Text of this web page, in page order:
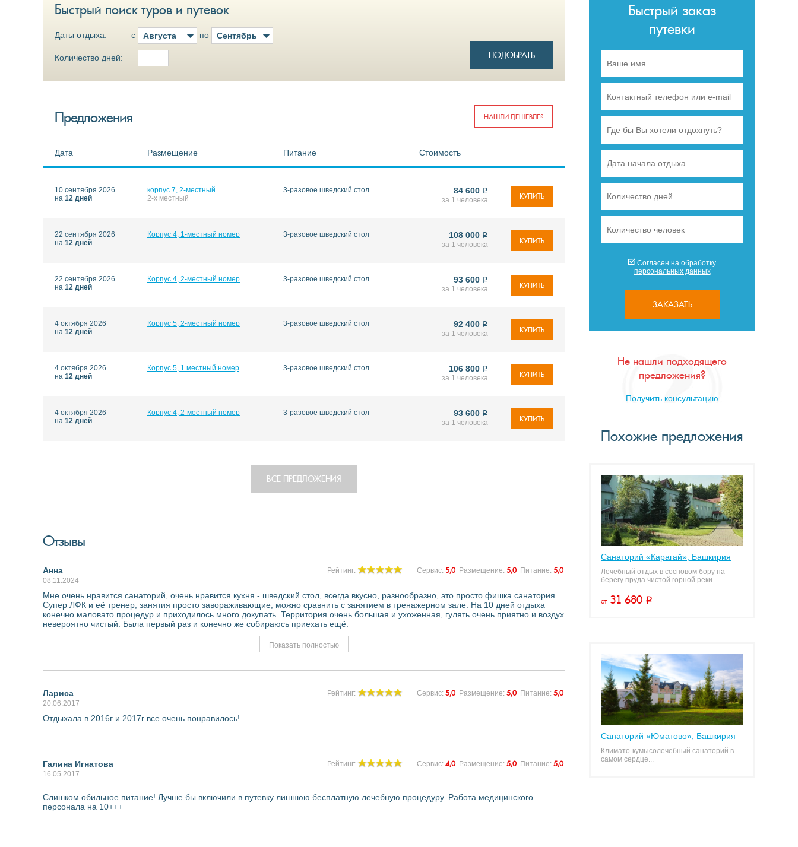
Быстрый заказ
путевки
Согласен на обработку
персональных данных
Не нашли подходящего
предложения?
Получить консультацию
Похожие предложения
Санаторий «Карагай», Башкирия
Лечебный отдых в сосновом бору на
берегу пруда чистой горной реки...
от 31 680 i
Санаторий «Юматово», Башкирия
Климато-кумысолечебный санаторий в
самом сердце...
Быстрый поиск туров и путевок
Даты отдыха: с Августа по Сентябрь
Количество дней: ПОДОБРАТЬ
НАШЛИ ДЕШЕВЛЕ?
Предложения
Дата Размещение Питание Стоимость
10 сентября 2026
на 12 дней
корпус 7, 2-местный
2-х местный
3-разовое шведский стол 84 600 i
за 1 человека КУПИТЬ
22 сентября 2026
на 12 дней
Корпус 4, 1-местный номер 3-разовое шведский стол 108 000 i
за 1 человека КУПИТЬ
22 сентября 2026
на 12 дней
Корпус 4, 2-местный номер 3-разовое шведский стол 93 600 i
за 1 человека КУПИТЬ
4 октября 2026
на 12 дней
Корпус 5, 2-местный номер 3-разовое шведский стол 92 400 i
за 1 человека КУПИТЬ
4 октября 2026
на 12 дней
Корпус 5, 1 местный номер 3-разовое шведский стол 106 800 i
за 1 человека КУПИТЬ
4 октября 2026
на 12 дней
Корпус 4, 2-местный номер 3-разовое шведский стол 93 600 i
за 1 человека КУПИТЬ
ВСЕ ПРЕДЛОЖЕНИЯ
Отзывы
Анна
08.11.2024
Рейтинг: Сервис: 5,0 Размещение: 5,0 Питание: 5,0
Показать полностью
Мне очень нравится санаторий, очень нравится кухня - шведский стол, всегда вкусно, разнообразно, это просто фишка санатория.
Супер ЛФК и её тренер, занятия просто завораживающие, можно сравнить с занятием в тренажерном зале. На 10 дней отдыха
конечно маловато процедур и приходилось много докупать. Территория очень большая и ухоженная, гулять очень приятно и воздух
невероятно чистый. Была первый раз и конечно же собираюсь приехать ещё.
Лариса
20.06.2017
Рейтинг: Сервис: 5,0 Размещение: 5,0 Питание: 5,0
Отдыхала в 2016г и 2017г все очень понравилось!
Галина Игнатова
16.05.2017
Рейтинг: Сервис: 4,0 Размещение: 5,0 Питание: 5,0
Слишком обильное питание! Лучше бы включили в путевку лишнюю бесплатную лечебную процедуру. Работа медицинского
персонала на 10+++